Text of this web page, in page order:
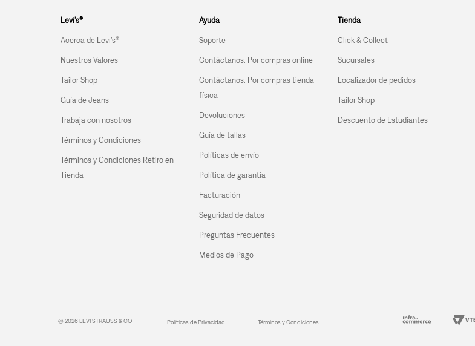
Levi’s®
Acerca de Levi’s®
Nuestros Valores
Tailor Shop
Guía de Jeans
Trabaja con nosotros
Términos y Condiciones
Términos y Condiciones Retiro en
Tienda
Ayuda
Soporte
Contáctanos. Por compras online
Contáctanos. Por compras tienda
física
Devoluciones
Guía de tallas
Políticas de envío
Política de garantía
Facturación
Seguridad de datos
Preguntas Frecuentes
Medios de Pago
Tienda
Click & Collect
Sucursales
Localizador de pedidos
Tailor Shop
Descuento de Estudiantes
© 2026 LEVI STRAUSS & CO Políticas de Privacidad Términos y Condiciones